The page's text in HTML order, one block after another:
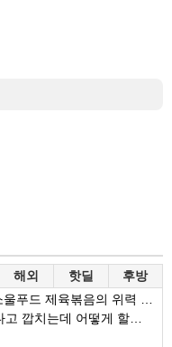
해외 핫딜 후방
드 제육볶음의 위력 ㅋㅋ
치는데 어떻게 할까요?